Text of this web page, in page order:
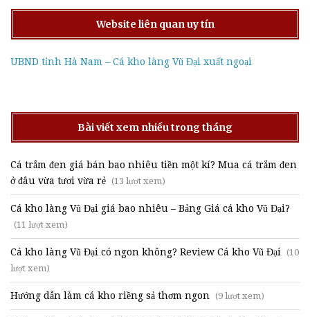
Website liên quan uy tín
UBND tỉnh Hà Nam – Cá kho làng Vũ Đại xuất ngoại
Bài viết xem nhiều trong tháng
Cá trắm đen giá bán bao nhiêu tiền một kí? Mua cá trắm đen
ở đâu vừa tươi vừa rẻ (13 lượt xem)
Cá kho làng Vũ Đại giá bao nhiêu – Bảng Giá cá kho Vũ Đại?
(11 lượt xem)
Cá kho làng Vũ Đại có ngon không? Review Cá kho Vũ Đại (10
lượt xem)
Hướng dẫn làm cá kho riềng sả thơm ngon (9 lượt xem)